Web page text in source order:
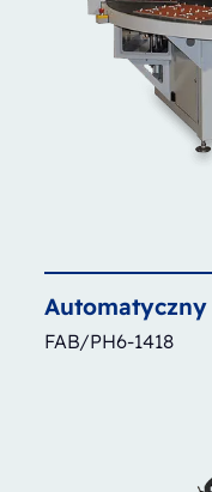
Automatyczny
FAB/PH6-1418